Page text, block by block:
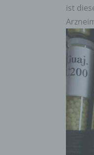
ist